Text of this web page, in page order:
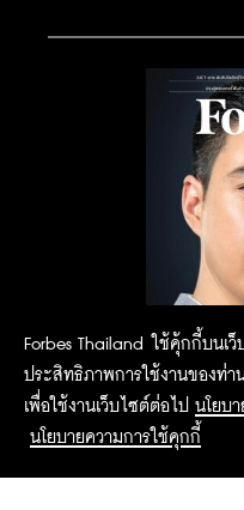
Forbes Thailand ใช้คุ้กกี้บนเว็
ประสิทธิภาพการใช้งานของท่
เพื่อใช้งานเว็บไซต์ต่อไป นโยบ
นโยบายความการใช้คุกกี้
2015